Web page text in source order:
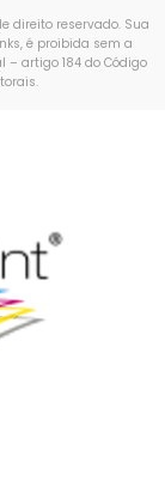
direito reservado. Sua
é proibida sem a
artigo 184 do Código
.